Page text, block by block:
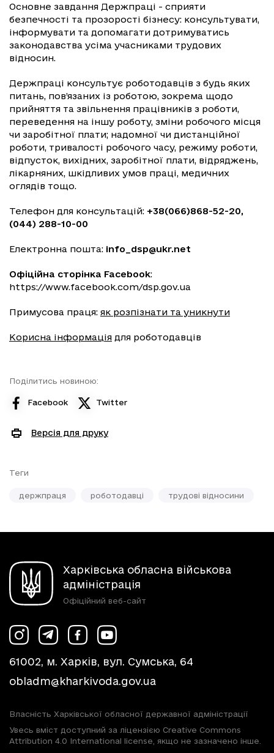
Основне завдання Держпраці - сприяти
безпечності та прозорості бізнесу: консультувати,
інформувати та допомагати дотримуватись
законодавства усіма учасниками трудових
відносин.
Держпраці консультує роботодавців з будь яких
питань, пов’язаних із роботою, зокрема щодо
прийняття та звільнення працівників з роботи,
переведення на іншу роботу, зміни робочого місця
чи заробітної плати; надомної чи дистанційної
роботи, тривалості робочого часу, режиму роботи,
відпусток, вихідних, заробітної плати, відряджень,
лікарняних, шкідливих умов праці, медичних
оглядів тощо.
Телефон для консультацій: +38(066)868-52-20,
(044) 288-10-00
Електронна пошта: info_dsp@ukr.net
Офіційна сторінка Facebook:
https://www.facebook.com/dsp.gov.ua
Примусова праця: як розпізнати та уникнути
Корисна інформація для роботодавців
Поділитись новиною:
Facebook Twitter
Версія для друку
Теги
держпраця роботодавці трудові відносини
Харківська обласна військова
адміністрація
Офіційний веб-сайт
61002, м. Харків, вул. Сумська, 64
obladm@kharkivoda.gov.ua
Власність Харківської обласної державної адміністрації
Увесь вміст доступний за ліцензією Creative Commons
Attribution 4.0 International license, якщо не зазначено інше.